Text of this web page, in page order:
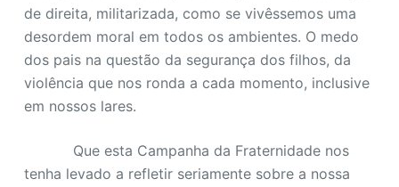
de direita, militarizada, como se vivêssemos uma
desordem moral em todos os ambientes. O medo
dos pais na questão da segurança dos filhos, da
violência que nos ronda a cada momento, inclusive
em nossos lares.
Que esta Campanha da Fraternidade nos
tenha levado a refletir seriamente sobre a nossa